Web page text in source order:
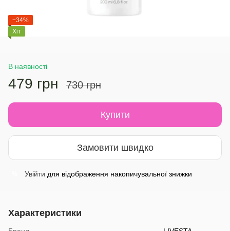
−34%
Хіт
В наявності
479 грн 730 грн
Купити
Замовити швидко
Увійти для відображення накопичувальної знижки
Характеристики